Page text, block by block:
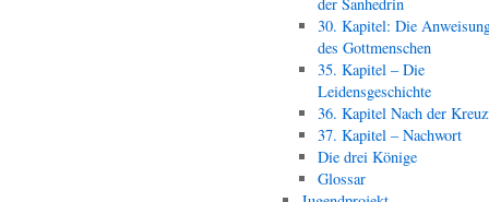
30. Kapitel: Die
des Gottmenschen
35. Kapitel – Die
Leidensgeschichte
36. Kapitel Nach der
37. Kapitel – Nachwort
Die drei Könige
Glossar